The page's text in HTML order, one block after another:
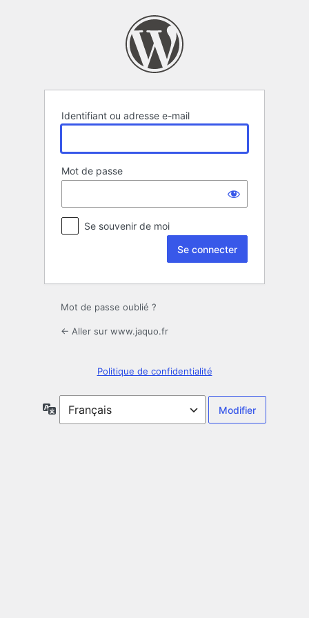
Identifiant ou adresse e-mail
Mot de passe
Se souvenir de moi
Mot de passe oublié ?
← Aller sur www.jaquo.fr
Politique de confidentialité
Langue